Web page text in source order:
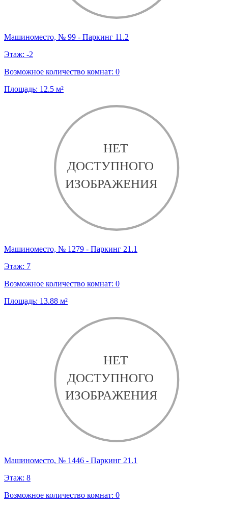
Машиноместо, № 99 - Паркинг 11.2
Этаж: -2
Возможное количество комнат: 0
Площадь: 12.5 м²
Машиноместо, № 1279 - Паркинг 21.1
Этаж: 7
Возможное количество комнат: 0
Площадь: 13.88 м²
Машиноместо, № 1446 - Паркинг 21.1
Этаж: 8
Возможное количество комнат: 0